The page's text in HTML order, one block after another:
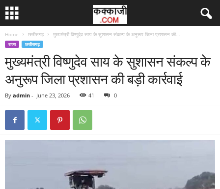
Home छत्तीसगढ़ मुख्यमंत्री विष्णुदेव साय के सुशासन संकल्प के अनुरूप जिला प्रशासन की...
राज्य छत्तीसगढ़
मुख्यमंत्री विष्णुदेव साय के सुशासन संकल्प के
अनुरूप जिला प्रशासन की बड़ी कार्रवाई
By admin - June 23, 2026 41 0